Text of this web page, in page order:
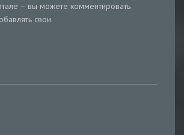
– вы можете комментировать
свои.